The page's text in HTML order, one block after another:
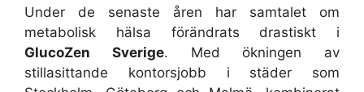
Under de senaste åren har samtalet om
metabolisk hälsa förändrats drastiskt i
GlucoZen Sverige. Med ökningen av
stillasittande kontorsjobb i städer som